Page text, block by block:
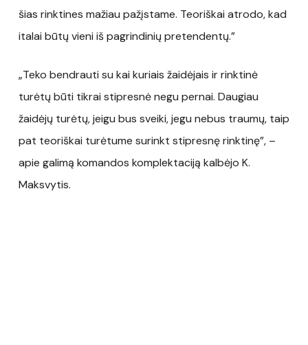
šias rinktines mažiau pažįstame. Teoriškai atrodo, kad
italai būtų vieni iš pagrindinių pretendentų.”
„Teko bendrauti su kai kuriais žaidėjais ir rinktinė
turėtų būti tikrai stipresnė negu pernai. Daugiau
žaidėjų turėtų, jeigu bus sveiki, jegu nebus traumų, taip
pat teoriškai turėtume surinkt stipresnę rinktinę”, –
apie galimą komandos komplektaciją kalbėjo K.
Maksvytis.